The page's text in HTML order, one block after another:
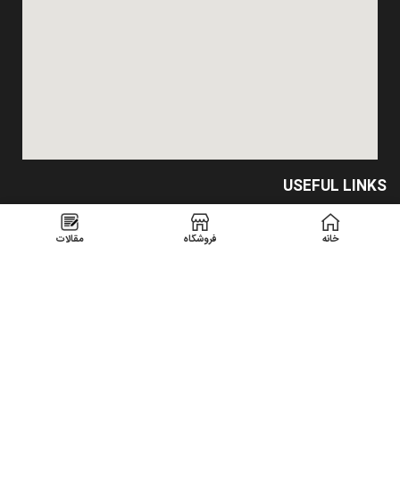
USEFUL LINKS
Privacy Policy
خانه فروشگاه مقالات